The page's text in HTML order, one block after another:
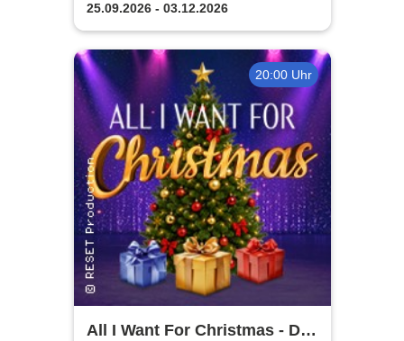
25.09.2026 - 03.12.2026
20:00 Uhr
All I Want For Christmas - Die